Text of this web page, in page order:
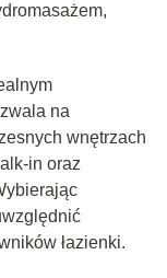
na
wnętrzach
in oraz
łazienki.